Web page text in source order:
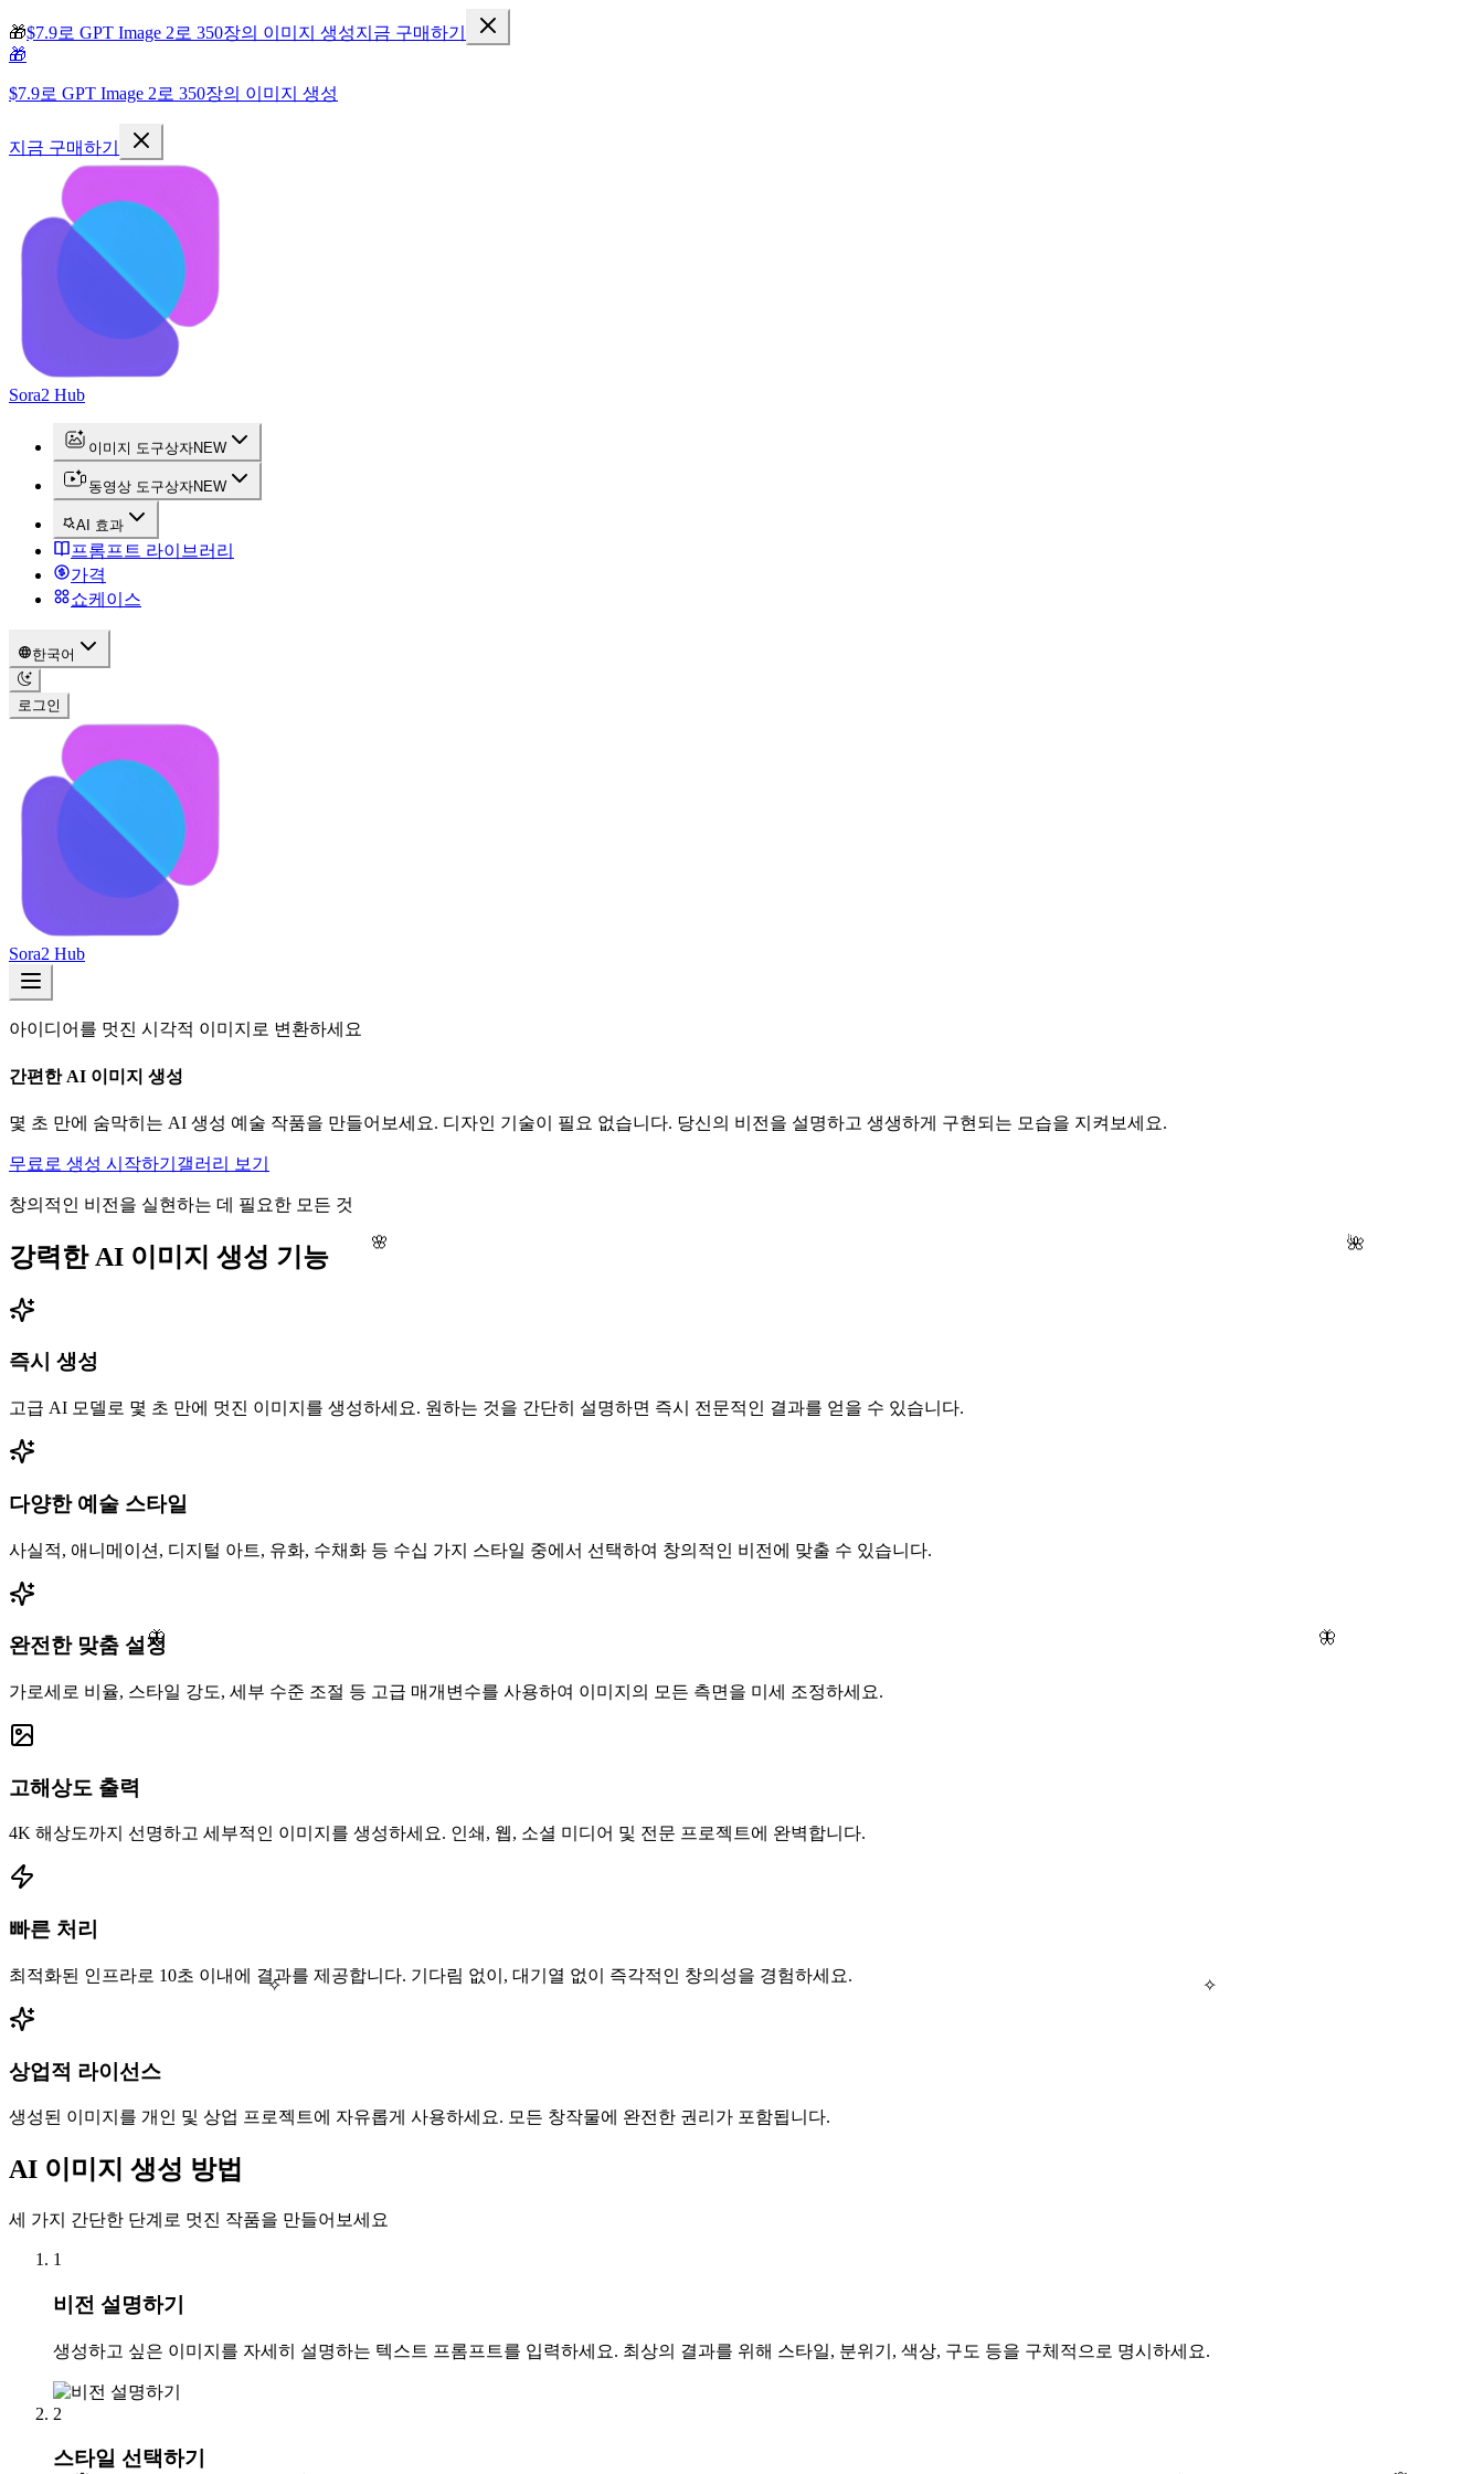
🦋
🌸
✧
🦋
🌺
✧
🎁$7.9로 GPT Image 2로 350장의 이미지 생성지금 구매하기
🎁
$7.9로 GPT Image 2로 350장의 이미지 생성
지금 구매하기
Sora2 Hub
이미지 도구상자NEW
동영상 도구상자NEW
AI 효과
프롬프트 라이브러리
가격
쇼케이스
한국어
로그인
Sora2 Hub
아이디어를 멋진 시각적 이미지로 변환하세요
간편한 AI 이미지 생성
몇 초 만에 숨막히는 AI 생성 예술 작품을 만들어보세요. 디자인 기술이 필요 없습니다. 당신의 비전을 설명하고 생생하게 구현되는 모습을 지켜보세요.
무료로 생성 시작하기 갤러리 보기
창의적인 비전을 실현하는 데 필요한 모든 것
강력한 AI 이미지 생성 기능
즉시 생성
고급 AI 모델로 몇 초 만에 멋진 이미지를 생성하세요. 원하는 것을 간단히 설명하면 즉시 전문적인 결과를 얻을 수 있습니다.
다양한 예술 스타일
사실적, 애니메이션, 디지털 아트, 유화, 수채화 등 수십 가지 스타일 중에서 선택하여 창의적인 비전에 맞출 수 있습니다.
완전한 맞춤 설정
가로세로 비율, 스타일 강도, 세부 수준 조절 등 고급 매개변수를 사용하여 이미지의 모든 측면을 미세 조정하세요.
고해상도 출력
4K 해상도까지 선명하고 세부적인 이미지를 생성하세요. 인쇄, 웹, 소셜 미디어 및 전문 프로젝트에 완벽합니다.
빠른 처리
최적화된 인프라로 10초 이내에 결과를 제공합니다. 기다림 없이, 대기열 없이 즉각적인 창의성을 경험하세요.
상업적 라이선스
생성된 이미지를 개인 및 상업 프로젝트에 자유롭게 사용하세요. 모든 창작물에 완전한 권리가 포함됩니다.
AI 이미지 생성 방법
세 가지 간단한 단계로 멋진 작품을 만들어보세요
1
비전 설명하기
생성하고 싶은 이미지를 자세히 설명하는 텍스트 프롬프트를 입력하세요. 최상의 결과를 위해 스타일, 분위기, 색상, 구도 등을 구체적으로 명시하세요.
2
스타일 선택하기